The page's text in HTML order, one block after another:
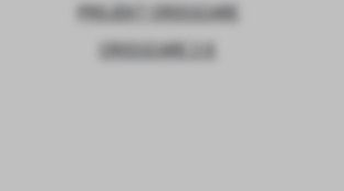
PROJEKT CROSSCARE
CROSSCARE 2.0